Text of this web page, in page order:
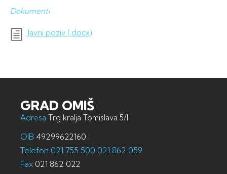
Dokumenti
Javni poziv (.docx)
GRAD OMIŠ
Adresa Trg kralja Tomislava 5/I
OIB 49299622160
Telefon 021 755 500 021 862 059
Fax 021 862 022